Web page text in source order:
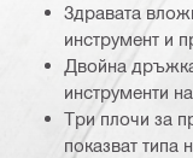
Здравата
инструмент и
Двойна
инструменти
Три плочи за
показват типа